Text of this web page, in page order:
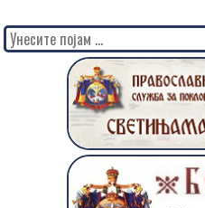
Search
for: